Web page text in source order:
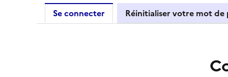
Primary tabs
Se connecter Réinitialiser votre mot de